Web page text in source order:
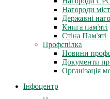
Нагороди
Державні
Книга пам'яті
Стіна Пам'яті
Профспілка
Новини
Документи
Організація
Інфоцентр